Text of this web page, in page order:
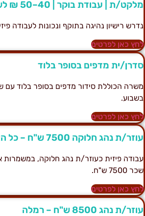
ת | עבודת בוקר | 40–50 ₪ לשעה | מודיעין
רישיון נהיגה בתוקף ונכונות לעבודה
כאן לפרטים
ית מדפים בסופר בלוד
הכוללת סידור מדפים בסופר בלוד עם
כאן לפרטים
ת נהג חלוקה 7500 ש"ח – כל הארץ
פיזית כעוזר/ת נהג חלוקה, במשמרות
7500 ש"ח.
כאן לפרטים
ת נהג 8500 ש"ח – רמלה